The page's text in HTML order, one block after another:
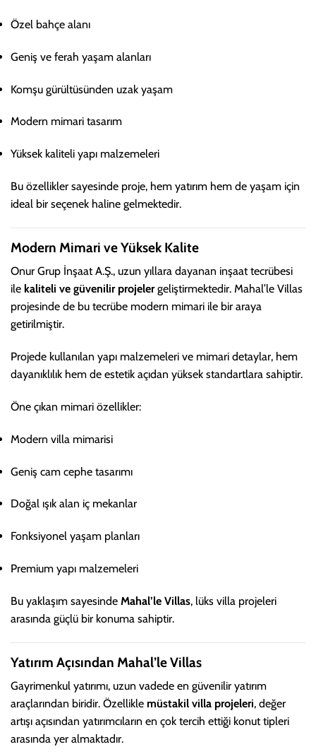
Özel bahçe alanı
Geniş ve ferah yaşam alanları
Komşu gürültüsünden uzak yaşam
Modern mimari tasarım
Yüksek kaliteli yapı malzemeleri
Bu özellikler sayesinde proje, hem yatırım hem de yaşam için
ideal bir seçenek haline gelmektedir.
Modern Mimari ve Yüksek Kalite
Onur Grup İnşaat A.Ş., uzun yıllara dayanan inşaat tecrübesi
ile kaliteli ve güvenilir projelergeliştirmektedir. Mahal’le Villas
projesinde de bu tecrübe modern mimari ile bir araya
getirilmiştir.
Projede kullanılan yapı malzemeleri ve mimari detaylar, hem
dayanıklılık hem de estetik açıdan yüksek standartlara sahiptir.
Öne çıkan mimari özellikler:
Modern villa mimarisi
Geniş cam cephe tasarımı
Doğal ışık alan iç mekanlar
Fonksiyonel yaşam planları
Premium yapı malzemeleri
Bu yaklaşım sayesinde Mahal’le Villas, lüks villa projeleri
arasında güçlü bir konuma sahiptir.
Yatırım Açısından Mahal’le Villas
Gayrimenkul yatırımı, uzun vadede en güvenilir yatırım
araçlarından biridir. Özellikle müstakil villa projeleri, değer
artışı açısından yatırımcıların en çok tercih ettiği konut tipleri
arasında yer almaktadır.